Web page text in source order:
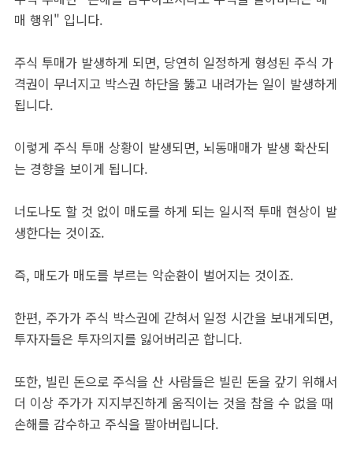
매 행위" 입니다.
주식 투매가 발생하게 되면, 당연히 일정하게 형성된 주식 가
격권이 무너지고 박스권 하단을 뚫고 내려가는 일이 발생하게
됩니다.
이렇게 주식 투매 상황이 발생되면, 뇌동매매가 발생 확산되
는 경향을 보이게 됩니다.
너도나도 할 것 없이 매도를 하게 되는 일시적 투매 현상이 발
생한다는 것이죠.
즉, 매도가 매도를 부르는 악순환이 벌어지는 것이죠.
한편, 주가가 주식 박스권에 갇혀서 일정 시간을 보내게되면,
투자자들은 투자의지를 잃어버리곤 합니다.
또한, 빌린 돈으로 주식을 산 사람들은 빌린 돈을 갚기 위해서
더 이상 주가가 지지부진하게 움직이는 것을 참을 수 없을 때
손해를 감수하고 주식을 팔아버립니다.